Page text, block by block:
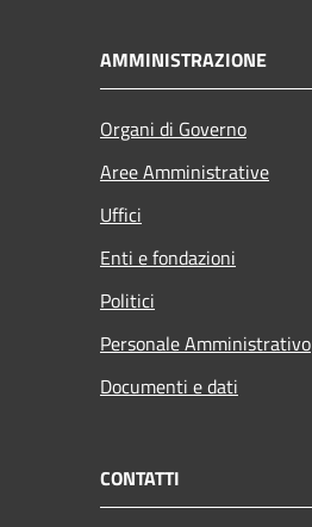
AMMINISTRAZIONE
Organi di Governo
Aree Amministrative
Uffici
Enti e fondazioni
Politici
Personale Amministrativo
Documenti e dati
CONTATTI